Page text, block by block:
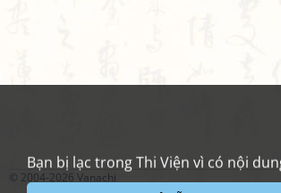
© 2004-2026 Vanachi
Chỉ dẫn làm quen
Không hiện lại